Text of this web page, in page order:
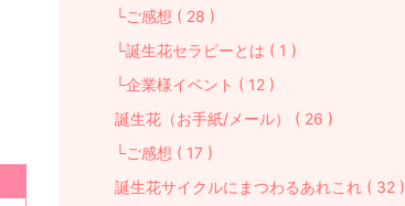
└ご感想 ( 28 )
└誕生花セラピーとは ( 1 )
└企業様イベント ( 12 )
誕生花（お手紙/メール） ( 26 )
└ご感想 ( 17 )
誕生花サイクルにまつわるあれこれ ( 32 )